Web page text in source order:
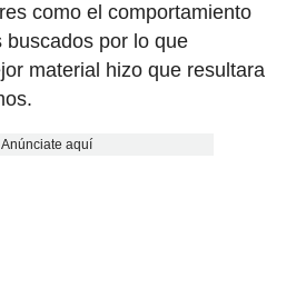
como el comportamiento
por lo que
material hizo que resultara
Anúnciate aquí